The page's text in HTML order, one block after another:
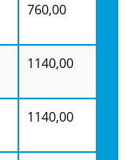
760,00
1140,00
1140,00